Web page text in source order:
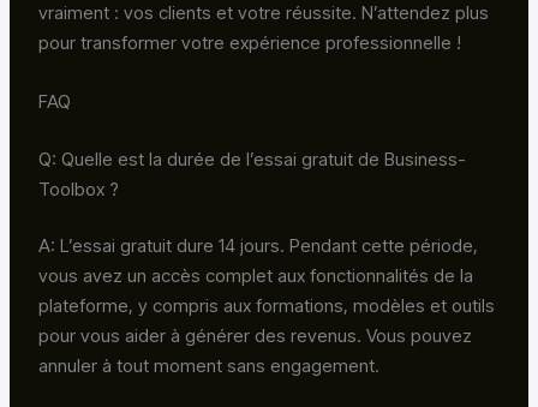
vraiment : vos clients et votre réussite. N’attendez plus
pour transformer votre expérience professionnelle !
FAQ
Q: Quelle est la durée de l’essai gratuit de Business-
Toolbox ?
A: L’essai gratuit dure 14 jours. Pendant cette période,
vous avez un accès complet aux fonctionnalités de la
plateforme, y compris aux formations, modèles et outils
pour vous aider à générer des revenus. Vous pouvez
annuler à tout moment sans engagement.